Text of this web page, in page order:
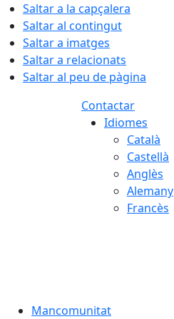
Saltar a la capçalera
Saltar al contingut
Saltar a imatges
Saltar a relacionats
Saltar al peu de pàgina
Contactar
Idiomes
Català
Castellà
Anglès
Alemany
Francès
Mancomunitat